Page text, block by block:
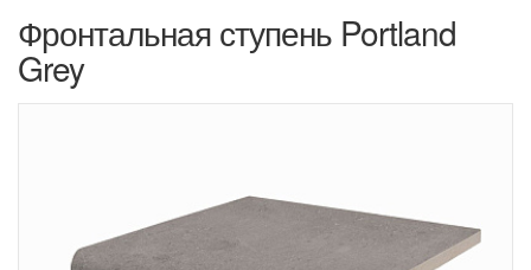
Фронтальная ступень Portland
Grey